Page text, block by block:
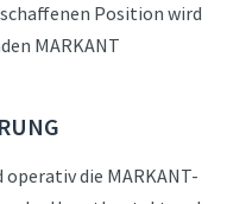
Position wird
MARKANT
die MARKANT-